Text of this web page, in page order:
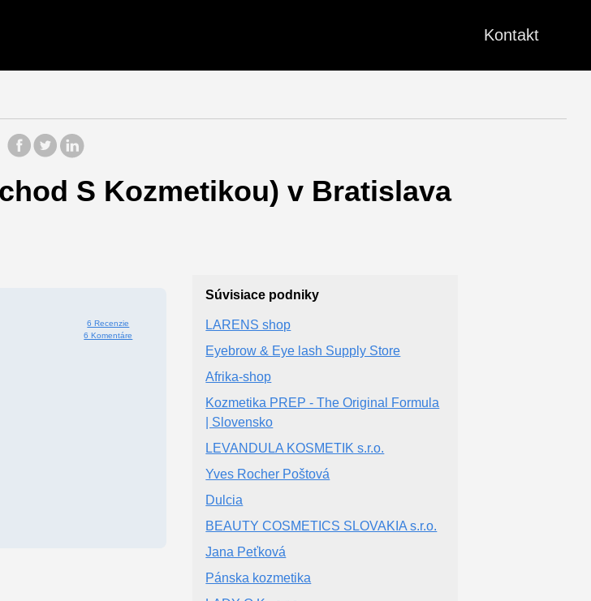
Kontakt
S Kozmetikou) v Bratislava
6 Recenzie
6 Komentáre
Súvisiace podniky
LARENS shop
Eyebrow & Eye lash Supply Store
Afrika-shop
Kozmetika PREP - The Original Formula
| Slovensko
LEVANDULA KOSMETIK s.r.o.
Yves Rocher Poštová
Dulcia
BEAUTY COSMETICS SLOVAKIA s.r.o.
Jana Peťková
Pánska kozmetika